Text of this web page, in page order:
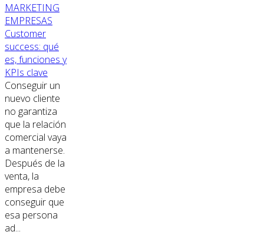
MARKETING
EMPRESAS
Customer
success: qué
es, funciones y
KPIs clave
Conseguir un
nuevo cliente
no garantiza
que la relación
comercial vaya
a mantenerse.
Después de la
venta, la
empresa debe
conseguir que
esa persona
ad...